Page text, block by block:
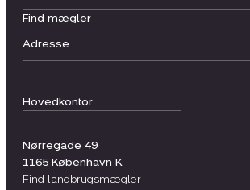
Hovedkontor
Nørregade 49
1165 København K
Find landbrugsmægler
Find mægler
Adresse